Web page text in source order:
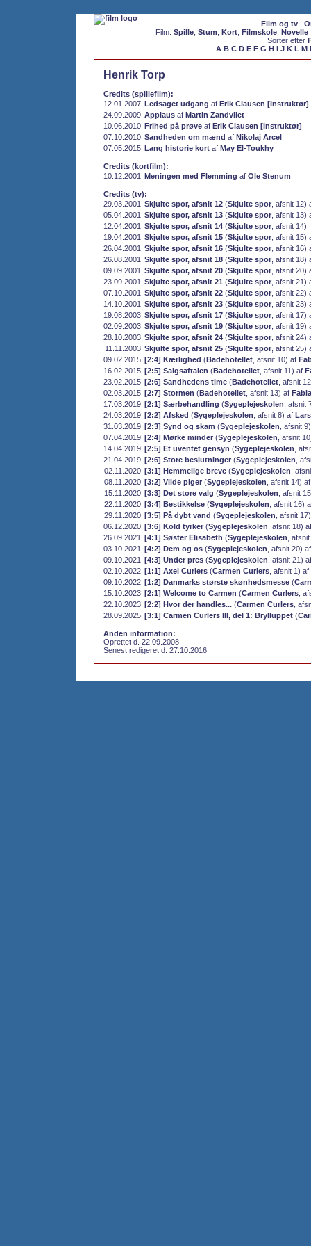
Film og tv|
Film: Spille, Stum Kort, Filmskole, Novelle
Sorter efter
A B C D E F G H I J K L M
Henrik Torp
Credits (spillefilm):
12.01.2007 Ledsaget udgang af Erik Clausen [Instruktør]
24.09.2009 Applaus af Martin Zandvliet
10.06.2010 Frihed på prøve af Erik Clausen [Instruktør]
07.10.2010 Sandheden om mænd af Nikolaj Arcel
07.05.2015 Lang historie kort af May El-Toukhy
Credits (kortfilm):
10.12.2001 Meningen med Flemming af Ole Stenum
Credits (tv):
29.03.2001 Skjulte spor, afsnit 12 (Skjulte spor , afsnit 12)
05.04.2001 Skjulte spor, afsnit 13 (Skjulte spor , afsnit 13)
12.04.2001 Skjulte spor, afsnit 14 (Skjulte spor , afsnit 14)
19.04.2001 Skjulte spor, afsnit 15 (Skjulte spor , afsnit 15)
26.04.2001 Skjulte spor, afsnit 16 (Skjulte spor , afsnit 16)
26.08.2001 Skjulte spor, afsnit 18 (Skjulte spor , afsnit 18)
09.09.2001 Skjulte spor, afsnit 20 (Skjulte spor , afsnit 20)
23.09.2001 Skjulte spor, afsnit 21 (Skjulte spor , afsnit 21)
07.10.2001 Skjulte spor, afsnit 22 (Skjulte spor , afsnit 22)
14.10.2001 Skjulte spor, afsnit 23 (Skjulte spor , afsnit 23)
19.08.2003 Skjulte spor, afsnit 17 (Skjulte spor , afsnit 17)
02.09.2003 Skjulte spor, afsnit 19 (Skjulte spor , afsnit 19)
28.10.2003 Skjulte spor, afsnit 24 (Skjulte spor , afsnit 24)
11.11.2003 Skjulte spor, afsnit 25 (Skjulte spor , afsnit 25)
09.02.2015 [2:4] Kærlighed (Badehotellet , afsnit 10) af
16.02.2015 [2:5] Salgsaftalen (Badehotellet , afsnit 11) af
23.02.2015 [2:6] Sandhedens time (Badehotellet , afsnit
02.03.2015 [2:7] Stormen (Badehotellet , afsnit 13) af
17.03.2019 [2:1] Særbehandling (Sygeplejeskolen , afsnit
24.03.2019 [2:2] Afsked (Sygeplejeskolen , afsnit 8) af
31.03.2019 [2:3] Synd og skam (Sygeplejeskolen , afsnit
07.04.2019 [2:4] Mørke minder (Sygeplejeskolen , afsnit
14.04.2019 [2:5] Et uventet gensyn (Sygeplejeskolen ,
21.04.2019 [2:6] Store beslutninger (Sygeplejeskolen ,
02.11.2020 [3:1] Hemmelige breve (Sygeplejeskolen ,
08.11.2020 [3:2] Vilde piger (Sygeplejeskolen , afsnit 14)
15.11.2020 [3:3] Det store valg (Sygeplejeskolen , afsnit
22.11.2020 [3:4] Bestikkelse (Sygeplejeskolen , afsnit 16)
29.11.2020 [3:5] På dybt vand (Sygeplejeskolen , afsnit
06.12.2020 [3:6] Kold tyrker (Sygeplejeskolen , afsnit 18)
26.09.2021 [4:1] Søster Elisabeth (Sygeplejeskolen ,
03.10.2021 [4:2] Dem og os (Sygeplejeskolen , afsnit 20)
09.10.2021 [4:3] Under pres (Sygeplejeskolen , afsnit 21)
02.10.2022 [1:1] Axel Curlers (Carmen Curlers , afsnit 1) af
09.10.2022 [1:2] Danmarks største skønhedsmesse (
15.10.2023 [2:1] Welcome to Carmen (Carmen Curlers ,
22.10.2023 [2:2] Hvor der handles... (Carmen Curlers ,
28.09.2025 [3:1] Carmen Curlers III, del 1: Brylluppet (
Anden information:
Oprettet d. 22.09.2008
Senest redigeret d. 27.10.2016